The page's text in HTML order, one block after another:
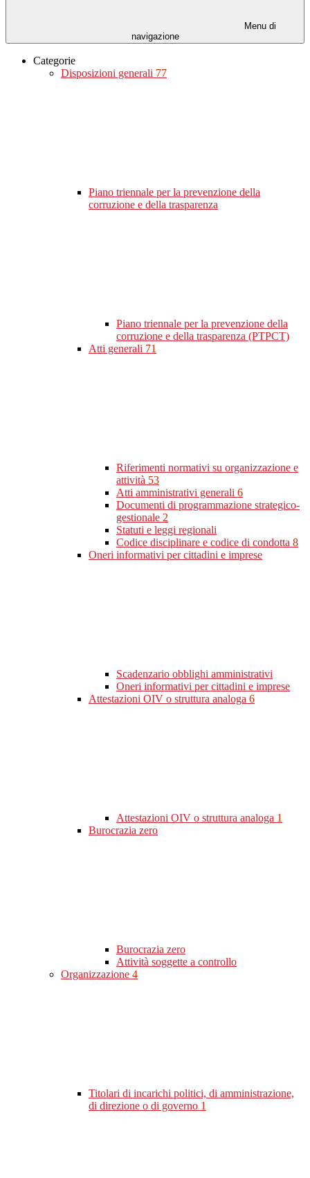
Menu di
navigazione
Categorie
Disposizioni generali 77
Piano triennale per la prevenzione della
corruzione e della trasparenza
Piano triennale per la prevenzione della
corruzione e della trasparenza (PTPCT)
Atti generali 71
Riferimenti normativi su organizzazione e
attività 53
Atti amministrativi generali 6
Documenti di programmazione strategico-
gestionale 2
Statuti e leggi regionali
Codice disciplinare e codice di condotta 8
Oneri informativi per cittadini e imprese
Scadenzario obblighi amministrativi
Oneri informativi per cittadini e imprese
Attestazioni OIV o struttura analoga 6
Attestazioni OIV o struttura analoga 1
Burocrazia zero
Burocrazia zero
Attività soggette a controllo
Organizzazione 4
Titolari di incarichi politici, di amministrazione,
di direzione o di governo 1